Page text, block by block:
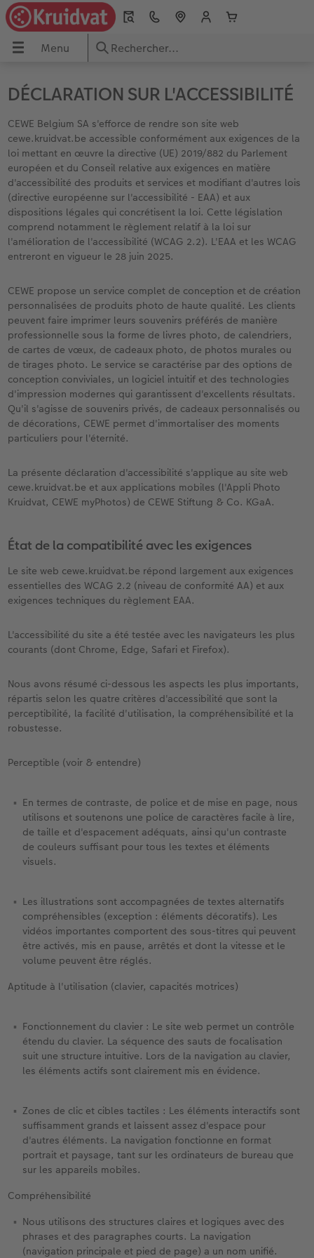
Menu
Menu
Tous les livres photo
A4 Portrait
A4 Panorama
Carré
XL
XXL Portrait
XXL Panorama
A5 Panorama
Petit Carré
Bébé
Types de couvertures
Effet relief
Extras
Modes de commande
Tous les tirages photo
Tirages photo - Service normal
Tirages photo immédiats
Agrandissement photo
Tirages photo sur papier recyclé
Tirages photo rétro
Tirages photo mini
Tirages rétro carré
Tirages fine art
Marque-page photo
Poster Photo Premium
Autocollants photo
Boîte photo souvenirs
Créez votre photo d'identité
Accessoires
Photo sur toile
Poster photo premium
Pêle-mêle photo
Photo sur plexi
Photo sur alu-Dibond
Tableau photo prestige
Photo sur carton mousse
Photo sur bois
hexxas
Polyptyque
Tous les calendriers
Calendriers muraux
Calendriers planning
Calendriers de bureau
Agendas
Calendriers des anniversaires
Types de papier
Calendrier mural Fineline
À annoter
Modèles créatifs
Tous les cadeaux photos
Maison & Décoration
Puzzles
Tasses & Mugs
Jeux
École & Bureau
Textiles
Magnets photo
Cadeaux animaliers
Coques smartphones
Tirages créatifs
Toutes les cartes
Cartes doubles
Cartes postales classiques
A expédition directe
Menus et cartes de table
Faire-part avec photo détachable
Faire-part de mariage
Faire-part de naissance
Cartes d'anniversaire
Cartes de communion
Effet relief
Borne photo chez Kruidvat
Télécharger vos photos
Créer vos cartes sur la borne
Créer votre photo d'identité
Trouver votre magasin
commande
DÉCLARATION SUR L'ACCESSIBILITÉ
CEWE Belgium SA s'efforce de rendre son site web
cewe.kruidvat.be accessible conformément aux exigences de la
loi mettant en œuvre la directive (UE) 2019/882 du Parlement
européen et du Conseil relative aux exigences en matière
d'accessibilité des produits et services et modifiant d'autres lois
(directive européenne sur l'accessibilité - EAA) et aux
dispositions légales qui concrétisent la loi. Cette législation
comprend notamment le règlement relatif à la loi sur
l'amélioration de l'accessibilité (WCAG 2.2). L'EAA et les WCAG
entreront en vigueur le 28 juin 2025.
CEWE propose un service complet de conception et de création
personnalisées de produits photo de haute qualité. Les clients
peuvent faire imprimer leurs souvenirs préférés de manière
professionnelle sous la forme de livres photo, de calendriers,
de cartes de vœux, de cadeaux photo, de photos murales ou
de tirages photo. Le service se caractérise par des options de
conception conviviales, un logiciel intuitif et des technologies
d'impression modernes qui garantissent d'excellents résultats.
Qu'il s'agisse de souvenirs privés, de cadeaux personnalisés ou
de décorations, CEWE permet d'immortaliser des moments
particuliers pour l'éternité.
La présente déclaration d'accessibilité s'applique au site web
cewe.kruidvat.be et aux applications mobiles (l'Appli Photo
Kruidvat, CEWE myPhotos) de CEWE Stiftung & Co. KGaA.
État de la compatibilité avec les exigences
Le site web cewe.kruidvat.be répond largement aux exigences
essentielles des WCAG 2.2 (niveau de conformité AA) et aux
exigences techniques du règlement EAA.
L'accessibilité du site a été testée avec les navigateurs les plus
courants (dont Chrome, Edge, Safari et Firefox).
Nous avons résumé ci-dessous les aspects les plus importants,
répartis selon les quatre critères d'accessibilité que sont la
perceptibilité, la facilité d'utilisation, la compréhensibilité et la
robustesse.
Perceptible (voir & entendre)
En termes de contraste, de police et de mise en page, nous
utilisons et soutenons une police de caractères facile à lire,
de taille et d'espacement adéquats, ainsi qu'un contraste
de couleurs suffisant pour tous les textes et éléments
visuels.
Les illustrations sont accompagnées de textes alternatifs
compréhensibles (exception : éléments décoratifs). Les
vidéos importantes comportent des sous-titres qui peuvent
être activés, mis en pause, arrêtés et dont la vitesse et le
volume peuvent être réglés.
Aptitude à l'utilisation (clavier, capacités motrices)
Fonctionnement du clavier : Le site web permet un contrôle
étendu du clavier. La séquence des sauts de focalisation
suit une structure intuitive. Lors de la navigation au clavier,
les éléments actifs sont clairement mis en évidence.
Zones de clic et cibles tactiles : Les éléments interactifs sont
suffisamment grands et laissent assez d'espace pour
d'autres éléments. La navigation fonctionne en format
portrait et paysage, tant sur les ordinateurs de bureau que
sur les appareils mobiles.
Compréhensibilité
Nous utilisons des structures claires et logiques avec des
phrases et des paragraphes courts. La navigation
(navigation principale et pied de page) a un nom unifié.